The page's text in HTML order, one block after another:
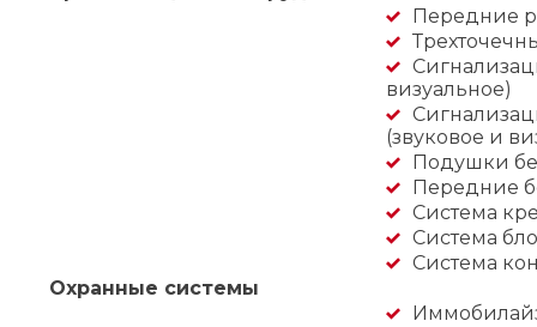
Передние
визуальное)
(звуковое и
Подушки
Передние
Система
Система
Система
Охранные системы